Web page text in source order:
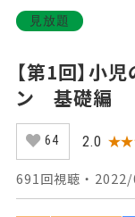
見放題
【第1回】小
ン 基礎編
64 2.0
691回視聴 ・